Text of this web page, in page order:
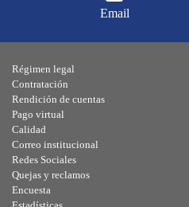
Email
Régimen legal
Contratación
Rendición de cuentas
Pago virtual
Calidad
Correo institucional
Redes Sociales
Quejas y reclamos
Encuesta